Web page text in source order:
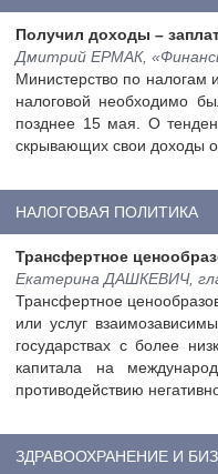
Получил доходы –
Дмитрий ЕРМАК,
Министерство по налогам
налоговой необходимо
позднее 15 мая. О
скрывающих свои доходы
НАЛОГОВАЯ ПОЛИТИКА
Трансфертное
Екатерина ДАШКЕВИЧ,
Трансфертное
или услуг
государствах с более
капитала на
противодействию
ЗДРАВООХРАНЕНИЕ И